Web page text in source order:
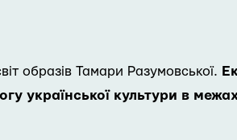
образів Тамари Разумовської.
української культури в